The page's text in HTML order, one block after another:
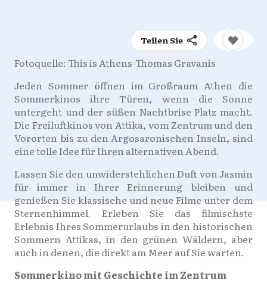
Teilen Sie
Fotoquelle: This is Athens-Thomas Gravanis
Jeden Sommer öffnen im Großraum Athen die
Sommerkinos ihre Türen, wenn die Sonne
untergeht und der süßen Nachtbrise Platz macht.
Die Freiluftkinos von Attika, vom Zentrum und den
Vororten bis zu den Argosaronischen Inseln, sind
eine tolle Idee für Ihren alternativen Abend.
Lassen Sie den unwiderstehlichen Duft von Jasmin
für immer in Ihrer Erinnerung bleiben und
genießen Sie klassische und neue Filme unter dem
Sternenhimmel. Erleben Sie das filmischste
Erlebnis Ihres Sommerurlaubs in den historischen
Sommern Attikas, in den grünen Wäldern, aber
auch in denen, die direkt am Meer auf Sie warten.
Sommerkino mit Geschichte im Zentrum